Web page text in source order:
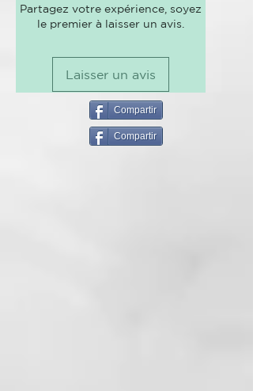
Fórmula específica anticrespo,
contiene resinas antihumedad de
memoria que fijan el peinado y lo
preservan a lo largo del tiempo.
De difusión ultra ligera, no es
pegajosa y seca rápidamente.
Fórmula profesional.
Partagez votre expérience, soyez
le premier à laisser un avis.
Laisser un avis
Compartir
Compartir